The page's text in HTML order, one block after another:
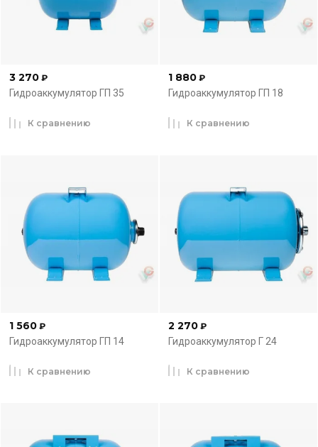
3 270 ₽
Гидроаккумулятор ГП 35
К сравнению
1 880 ₽
Гидроаккумулятор ГП 18
К сравнению
1 560 ₽
Гидроаккумулятор ГП 14
К сравнению
2 270 ₽
Гидроаккумулятор Г 24
К сравнению